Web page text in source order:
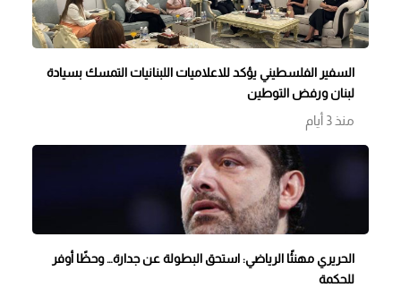
السفير الفلسطيني يؤكد للاعلاميات اللبنانيات التمسك بسيادة
لبنان ورفض التوطين
منذ 3 أيام
الحريري مهنئًا الرياضي: استحق البطولة عن جدارة… وحظًا أوفر
للحكمة